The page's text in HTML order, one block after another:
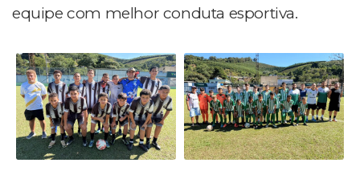
equipe com melhor conduta esportiva.